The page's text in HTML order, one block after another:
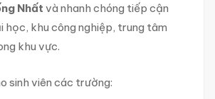
Nhất và nhanh chóng tiếp cận
khu công nghiệp, trung tâm
khu vực.
sinh viên các trường: